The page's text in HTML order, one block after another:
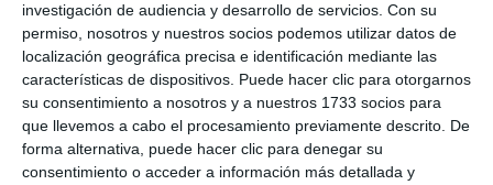
investigación de audiencia y desarrollo de servicios. Con su
permiso, nosotros y nuestros socios podemos utilizar datos de
localización geográfica precisa e identificación mediante las
características de dispositivos. Puede hacer clic para otorgarnos
su consentimiento a nosotros y a nuestros 1733 socios para
que llevemos a cabo el procesamiento previamente descrito. De
forma alternativa, puede hacer clic para denegar su
consentimiento o acceder a información más detallada y